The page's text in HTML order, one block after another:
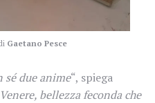
Gaetano Pesce
sé due anime“, spiega
bellezza feconda che